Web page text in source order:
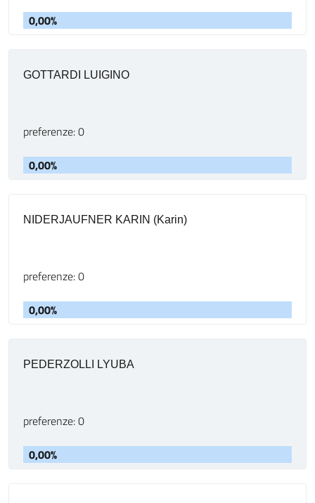
0,00%
GOTTARDI LUIGINO
preferenze: 0
0,00%
NIDERJAUFNER KARIN (Karin)
preferenze: 0
0,00%
PEDERZOLLI LYUBA
preferenze: 0
0,00%